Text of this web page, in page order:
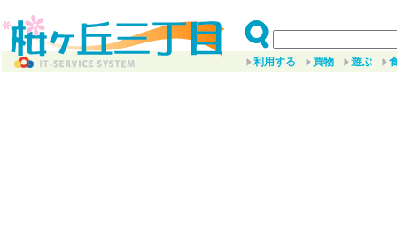
利用する 買物 遊ぶ